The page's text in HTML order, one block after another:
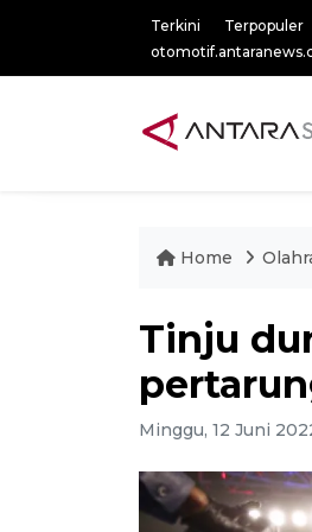
Terkini Terpopuler
Home
Tinju
Minggu, 12 Juni